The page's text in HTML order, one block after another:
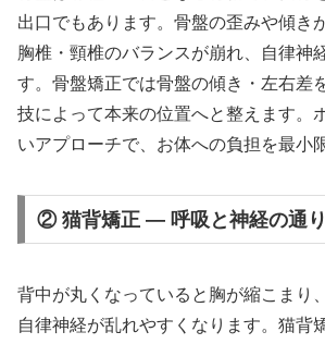
出口でもあります。骨盤の歪みや傾き
胸椎・頸椎のバランスが崩れ、自律神
す。骨盤矯正では骨盤の傾き・左右差
技によって本来の位置へと整えます。
いアプローチで、お体への負担を最小
② 猫背矯正 — 呼吸と神経の通り
背中が丸くなっていると胸が縮こまり
自律神経が乱れやすくなります。猫背